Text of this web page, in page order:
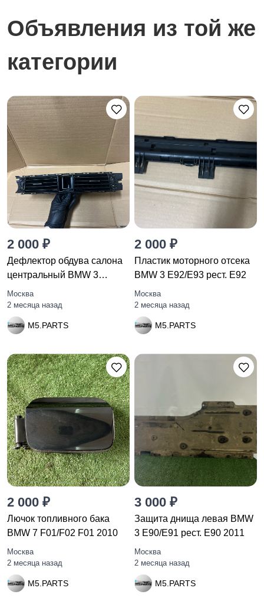
Объявления из той же
категории
2 000 ₽
Дефлектор обдува салона
центральный BMW 3
9130469
Москва
2 месяца назад
M5.PARTS
2 000 ₽
Пластик моторного отсека
BMW 3 E92/E93 рест. E92
Москва
2 месяца назад
M5.PARTS
2 000 ₽
Лючок топливного бака
BMW 7 F01/F02 F01 2010
Москва
2 месяца назад
M5.PARTS
3 000 ₽
Защита днища левая BMW
3 E90/E91 рест. E90 2011
Москва
2 месяца назад
M5.PARTS